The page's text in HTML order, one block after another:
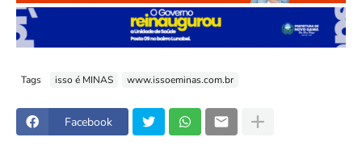
Tags isso é MINAS www.issoeminas.com.br
Facebook